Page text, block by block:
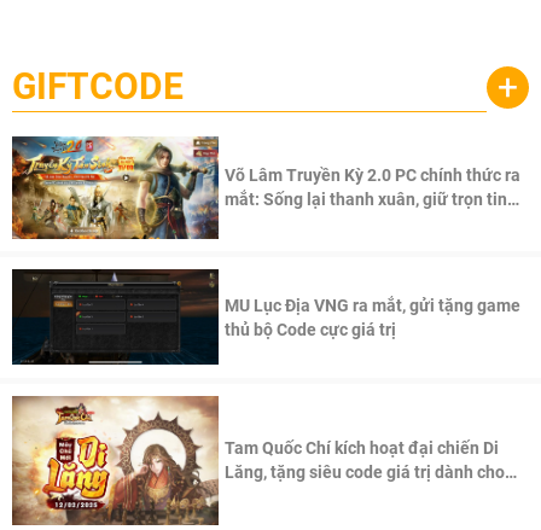
cầu, theo giấy phép chính thức từ công ty game Nhật Bản
Pocketpair, Inc.
GIFTCODE +
Võ Lâm Truyền Kỳ 2.0 PC chính thức ra
mắt: Sống lại thanh xuân, giữ trọn tinh
MU Lục Địa VNG ra mắt, gửi tặng game
thủ bộ Code cực giá trị
Tam Quốc Chí kích hoạt đại chiến Di
Lăng, tặng siêu code giá trị dành cho